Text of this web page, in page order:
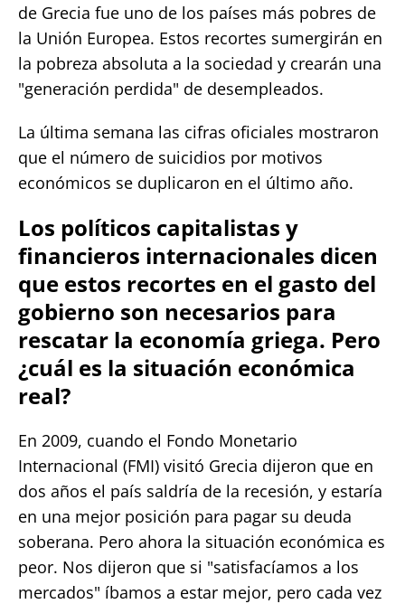
de Grecia fue uno de los países más pobres de
la Unión Europea. Estos recortes sumergirán en
la pobreza absoluta a la sociedad y crearán una
"generación perdida" de desempleados.
La última semana las cifras oficiales mostraron
que el número de suicidios por motivos
económicos se duplicaron en el último año.
Los políticos capitalistas y
financieros internacionales dicen
que estos recortes en el gasto del
gobierno son necesarios para
rescatar la economía griega. Pero
¿cuál es la situación económica
real?
En 2009, cuando el Fondo Monetario
Internacional (FMI) visitó Grecia dijeron que en
dos años el país saldría de la recesión, y estaría
en una mejor posición para pagar su deuda
soberana. Pero ahora la situación económica es
peor. Nos dijeron que si "satisfacíamos a los
mercados" íbamos a estar mejor, pero cada vez